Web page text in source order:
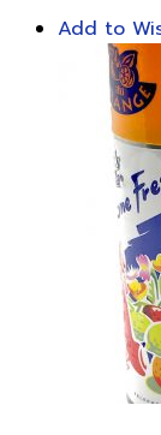
Add to